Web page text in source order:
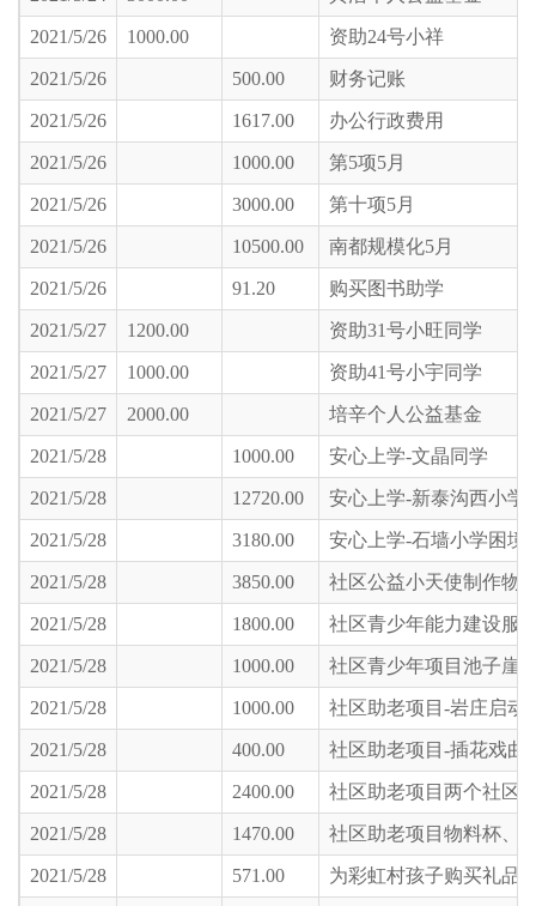
2021/5/26 1000.00 资助24号小祥
2021/5/26 500.00 财务记账
2021/5/26 1617.00 办公行政费用
2021/5/26 1000.00 第5项5月
2021/5/26 3000.00 第十项5月
2021/5/26 10500.00 南都规模化5月
2021/5/26 91.20 购买图书助学
2021/5/27 1200.00 资助31号小旺同学
2021/5/27 1000.00 资助41号小宇同学
2021/5/27 2000.00 培辛个人公益基金
2021/5/28 1000.00 安心上学-文晶同学
2021/5/28 12720.00 安心上学-新泰沟西小学
2021/5/28 3180.00 安心上学-石墙小学困境
2021/5/28 3850.00 社区公益小天使制作物
2021/5/28 1800.00 社区青少年能力建设服
2021/5/28 1000.00 社区青少年项目池子崖
2021/5/28 1000.00 社区助老项目-岩庄启动
2021/5/28 400.00 社区助老项目-插花戏曲
2021/5/28 2400.00 社区助老项目两个社区
2021/5/28 1470.00 社区助老项目物料杯、
2021/5/28 571.00 为彩虹村孩子购买礼品